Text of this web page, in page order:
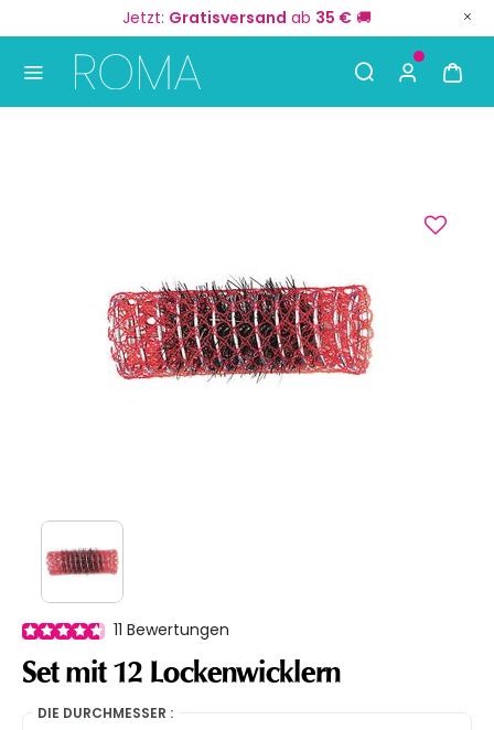
Jetzt: Gratisversand ab 35 € 🚚
11 Bewertungen
Set mit 12 Lockenwicklern
DIE DURCHMESSER :